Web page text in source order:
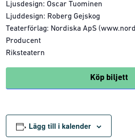
Ljusdesign: Oscar Tuominen
Ljuddesign: Roberg Gejskog
Teaterförlag: Nordiska ApS
Producent
Riksteatern
Köp biljett
Lägg till i kalender